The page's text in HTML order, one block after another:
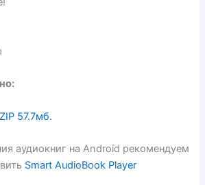
57.7мб.
аудиокниг на Android рекомендуем
Smart AudioBook Player